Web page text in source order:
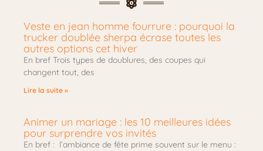
Veste en jean homme fourrure : pourquoi la
trucker doublée sherpa écrase toutes les
autres options cet hiver
En bref Trois types de doublures, des coupes qui
changent tout, des
Lire la suite »
Animer un mariage : les 10 meilleures idées
pour surprendre vos invités
En bref : l’ambiance de fête prime souvent sur le menu :